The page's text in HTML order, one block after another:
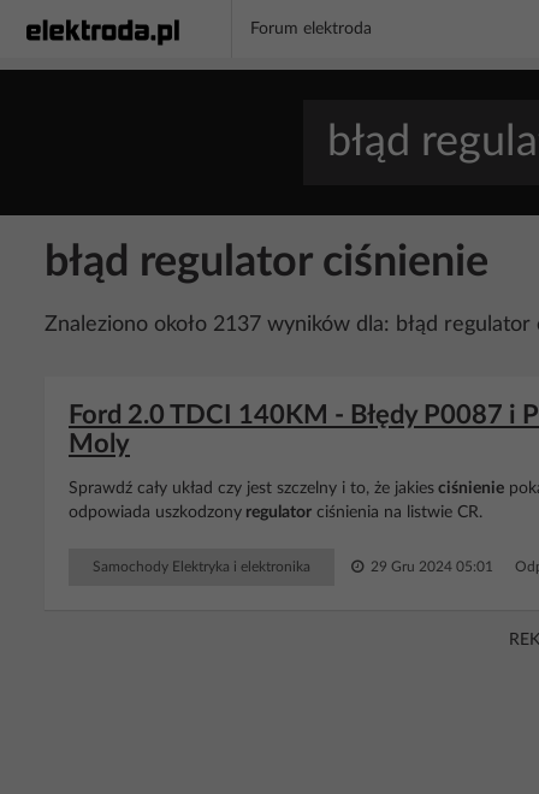
Forum elektroda
błąd regulator ciśnienie
Znaleziono około 2137 wyników dla: błąd regulator
Ford 2.0 TDCI 140KM - Błędy P0087
Moly
Sprawdź cały układ czy jest szczelny i to, że jakies ciśnienie
odpowiada uszkodzony regulator ciśnienia na listwie CR.
Samochody Elektryka i elektronika 29 Gru 2024 05:01